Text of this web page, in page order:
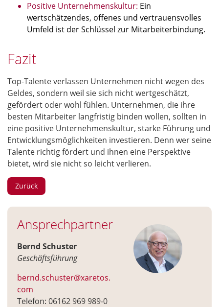
Positive Unternehmenskultur: Ein
wertschätzendes, offenes und vertrauensvolles
Umfeld ist der Schlüssel zur Mitarbeiterbindung.
Fazit
Top-Talente verlassen Unternehmen nicht wegen des
Geldes, sondern weil sie sich nicht wertgeschätzt,
gefördert oder wohl fühlen. Unternehmen, die ihre
besten Mitarbeiter langfristig binden wollen, sollten in
eine positive Unternehmenskultur, starke Führung und
Entwicklungsmöglichkeiten investieren. Denn wer seine
Talente richtig fördert und ihnen eine Perspektive
bietet, wird sie nicht so leicht verlieren.
Zurück
Ansprechpartner
Bernd Schuster
Geschäftsführung
bernd.schuster@xaretos.
com
Telefon: 06162 969 989-0